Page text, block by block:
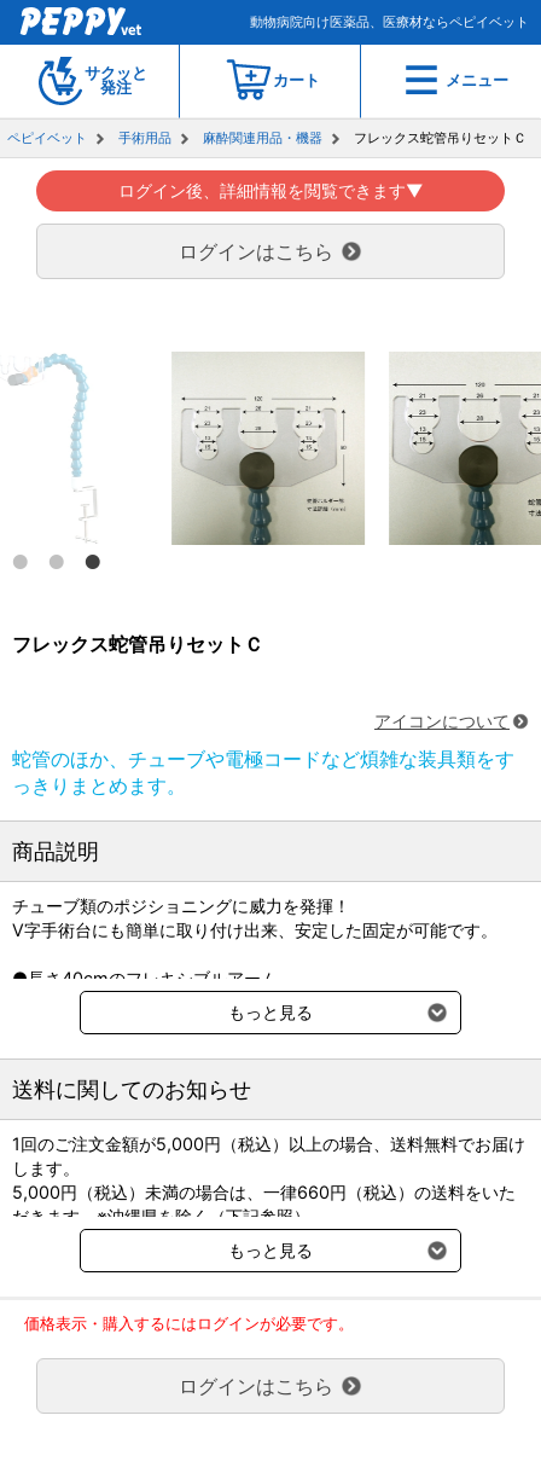
動物病院向け医薬品、医療材ならペピイベット
サクッと
発注
カート メニュー
ペピイベット 手術用品 麻酔関連用品・機器 フレックス蛇管吊りセットＣ
ログイン後、詳細情報を閲覧できます▼
ログインはこちら
フレックス蛇管吊りセットＣ
アイコンについて
蛇管のほか、チューブや電極コードなど煩雑な装具類をす
っきりまとめます。
商品説明
チューブ類のポジショニングに威力を発揮！
V字手術台にも簡単に取り付け出来、安定した固定が可能です。
●長さ40cmのフレキシブルアーム
無段階で立体的に変形できるアームを採用。
蛇管に余計な張力をかけず、自在にポジショニング。
「ユニバーサルF/F2用」のスリットを採用。
もっと見る
送料に関してのお知らせ
1回のご注文金額が5,000円（税込）以上の場合、送料無料でお届け
します。
5,000円（税込）未満の場合は、一律660円（税込）の送料をいた
だきます。※沖縄県を除く（下記参照）
※2017年11月14日（火）より沖縄県へのお届けにつきましては、1
回のご注文金額（税込）が、30,000円以上で配送無料となります。
ご了承のほどよろしくお願い致します。
弊社都合でお届けが２回以上に分かれる場合の送料負担は、１回分
のみで新たな送料は発生しません。
大型商品送料が必要な商品をご注文の場合は、大型商品送料のみご
負担頂きます。
もっと見る
価格表示・購入するにはログインが必要です。
ログインはこちら